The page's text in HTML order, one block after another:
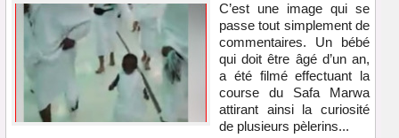
C’est une image qui se
passe tout simplement de
commentaires. Un bébé
qui doit être âgé d’un an,
a été filmé effectuant la
course du Safa Marwa
attirant ainsi la curiosité
de plusieurs pèlerins...